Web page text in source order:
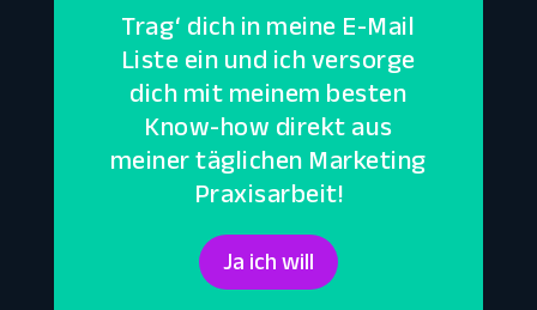
Trag‘ dich in meine E-Mail
Liste ein und ich versorge
dich mit meinem besten
Know-how direkt aus
meiner täglichen Marketing
Praxisarbeit!
Ja ich will